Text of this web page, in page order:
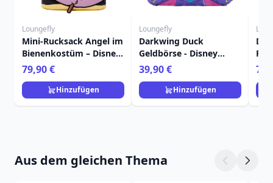
Loungefly
Mini-Rucksack Angel im
Bienenkostüm – Disney
Loungefly Lilo & Stitch
79,90 €
Hinzufügen
Loungefly
Darkwing Duck
Geldbörse - Disney
Loungefly
39,90 €
Hinzufügen
Aus dem gleichen Thema